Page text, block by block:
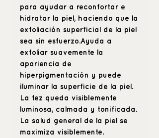
para ayudar a reconfortar e
hidratar la piel, haciendo que la
exfoliación superficial de la piel
sea sin esfuerzo.Ayuda a
exfoliar suavemente la
apariencia de
hiperpigmentación y puede
iluminar la superficie de la piel.
La tez queda visiblemente
luminosa, calmada y tonificada.
La salud general de la piel se
maximiza visiblemente.